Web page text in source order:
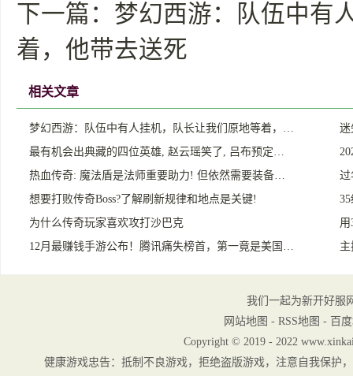
下一篇： 梦幻西游：队伍中有
着，他带去送死
相关文章
梦幻西游：队伍中有人挂机，队长让我们原地等着，…
迷
最有机会出典藏的四位英雄, 赵云瑶笑了, 吕布预定…
热血传奇: 魔法盾是法师重要助力! 但依然需要装备…
过
想要打败传奇Boss?了解刷新规律和地点是关键!
为什么传奇玩家喜欢攻打沙巴克
12月最赚钱手游公布！腾讯痛失榜首，第一竟是美国…
我们一起为新开好服
网站地图 - RSS地图 - 百
Copyright © 2019 - 2022
健康游戏忠告：抵制不良游戏，拒绝盗版游戏，注意自我保护